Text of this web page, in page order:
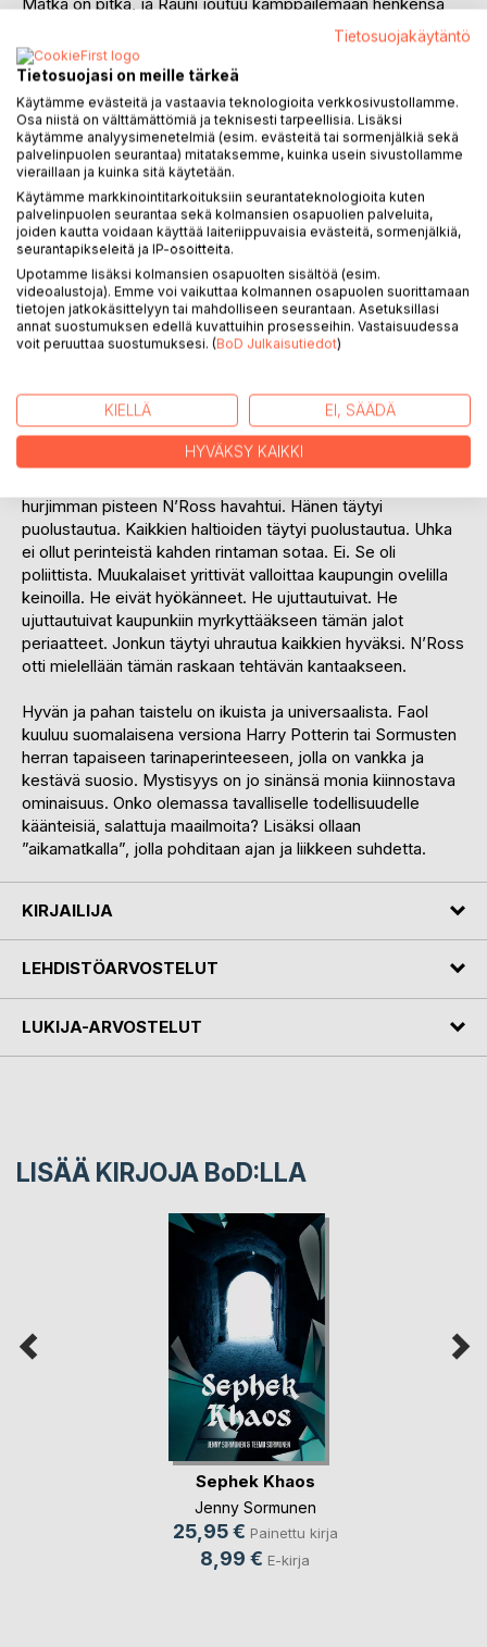
edestä. Hän asemoi rautakankensa, veti sen sivulle ja
pamautti hiittä leukaan mahtavalla svingillä. Naisen kallo
murtui ja tämä lensi alas pukilta. Mifgael onnistui
vilkaisemaan tilannetta kuullessaan Raunin huudahduksen
samalla kun väisteli haltiamiehen miekansivalluksia. Hän
nyökkäsi Raunille hyväksyvästi. Hän näki naisen ilmeestä,
että oli ensimmäinen kerta, kun tämä satutti toista pahasti.
Haltiakulttuuri on läpikäymässä jotenkin tutun tuntuista
muutosprosessia. Haltiakaupunki oli siinä mielessä
erikoinen, että siellä ei ollut lakeja. Lakeja ei juurikaan
tarvittu, koska rikoksia ei juuri tapahtunut. Kenenkään ei
tarvinnut varastaa, koska katsottiin, että kaikilla oli hyvät
oltavat. Kaupungin elämä oli aina perustunut siihen, että
tänne sai tulla ja täällä sai olla. Kaupunkilaisiksi hyväksyttiin
pyörittämisessä. Nyt se ei enää sopinutkaan kaikille, vaan
suvaitsemattomat halusivat ei-kaupunkilaiset muurien
ulkopuolelle.
hurjimman pisteen N’Ross havahtui. Hänen täytyi
puolustautua. Kaikkien haltioiden täytyi puolustautua. Uhka
ei ollut perinteistä kahden rintaman sotaa. Ei. Se oli
poliittista. Muukalaiset yrittivät valloittaa kaupungin ovelilla
keinoilla. He eivät hyökänneet. He ujuttautuivat. He
ujuttautuivat kaupunkiin myrkyttääkseen tämän jalot
periaatteet. Jonkun täytyi uhrautua kaikkien hyväksi. N’Ross
otti mielellään tämän raskaan tehtävän kantaakseen.
Hyvän ja pahan taistelu on ikuista ja universaalista. Faol
kuuluu suomalaisena versiona Harry Potterin tai Sormusten
herran tapaiseen tarinaperinteeseen, jolla on vankka ja
kestävä suosio. Mystisyys on jo sinänsä monia kiinnostava
ominaisuus. Onko olemassa tavalliselle todellisuudelle
käänteisiä, salattuja maailmoita? Lisäksi ollaan
”aikamatkalla”, jolla pohditaan ajan ja liikkeen suhdetta.
KIRJAILIJA
LEHDISTÖARVOSTELUT
LUKIJA-ARVOSTELUT
LISÄÄ KIRJOJA BoD:LLA
Sephek Khaos
Jenny Sormunen
25,95 € Painettu kirja
8,99 € E-kirja
Tietosuojakäytäntö
Tietosuojasi on meille tärkeä
Käytämme evästeitä ja vastaavia teknologioita verkkosivustollamme.
Osa niistä on välttämättömiä ja teknisesti tarpeellisia. Lisäksi
käytämme analyysimenetelmiä (esim. evästeitä tai sormenjälkiä sekä
palvelinpuolen seurantaa) mitataksemme, kuinka usein sivustollamme
vieraillaan ja kuinka sitä käytetään.
Käytämme markkinointitarkoituksiin seurantateknologioita kuten
palvelinpuolen seurantaa sekä kolmansien osapuolien palveluita,
joiden kautta voidaan käyttää laiteriippuvaisia evästeitä, sormenjälkiä,
seurantapikseleitä ja IP-osoitteita.
Upotamme lisäksi kolmansien osapuolten sisältöä (esim.
videoalustoja). Emme voi vaikuttaa kolmannen osapuolen suorittamaan
tietojen jatkokäsittelyyn tai mahdolliseen seurantaan. Asetuksillasi
annat suostumuksen edellä kuvattuihin prosesseihin. Vastaisuudessa
voit peruuttaa suostumuksesi. (BoD Julkaisutiedot)
KIELLÄ EI, SÄÄDÄ
HYVÄKSY KAIKKI